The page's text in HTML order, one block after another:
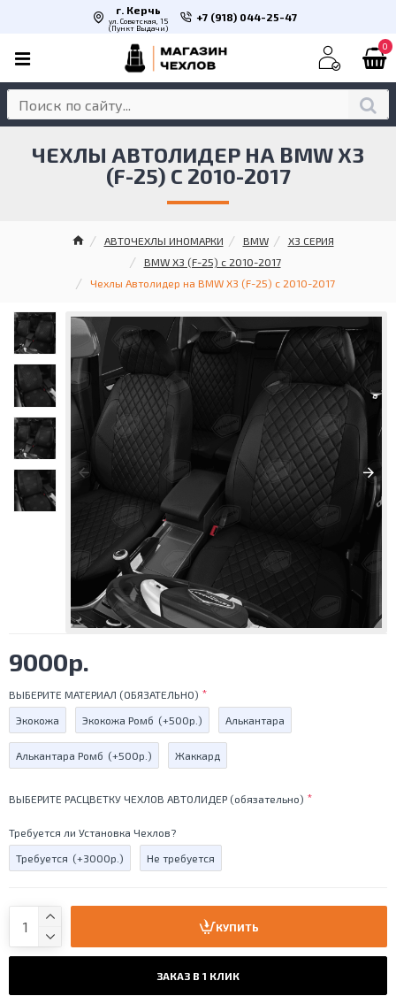
г. Керчь
ул. Советская, 15
(Пункт Выдачи)
+7 (918) 044-25-47
0
АВТОЧЕХЛЫ ИНОМАРКИ BMW
X3 СЕРИЯ
BMW X3 (F-25) с 2010-2017
Чехлы Автолидер на BMW X3 (F-25) с 2010-2017
ЧЕХЛЫ АВТОЛИДЕР НА BMW X3
(F-25) С 2010-2017
9000р.
ВЫБЕРИТЕ МАТЕРИАЛ (ОБЯЗАТЕЛЬНО)
Экокожа Экокожа Ромб (+500р.) Алькантара
Алькантара Ромб (+500р.) Жаккард
ВЫБЕРИТЕ РАСЦВЕТКУ ЧЕХЛОВ АВТОЛИДЕР (обязательно)
Требуется ли Установка Чехлов?
Требуется (+3000р.) Не требуется
КУПИТЬ
ЗАКАЗ В 1 КЛИК